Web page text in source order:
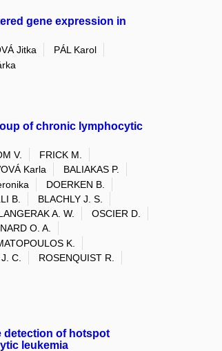
gene expression in
Jitka
PÁL Karol
of chronic lymphocytic
V.
FRICK M.
Karla
BALIAKAS P.
DOERKEN B.
B.
BLACHLY J. S.
A. W.
OSCIER D.
O. A.
K.
C.
ROSENQUIST R.
detection of hotspot
leukemia